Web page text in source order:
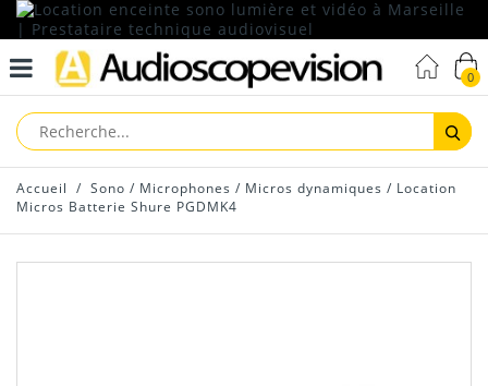
0
Accueil / Sono / Microphones / Micros dynamiques / Location
Micros Batterie Shure PGDMK4